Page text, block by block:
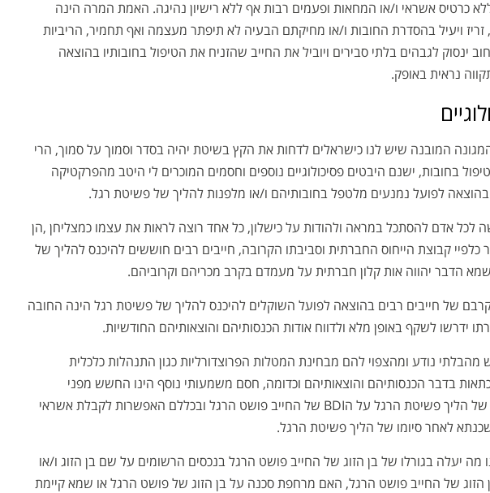
ללא כרטיס אשראי ו/או המחאות ופעמים רבות אף ללא רישיון נהיגה. האמת המרה הינה
ויעיל בהסדרת החובות ו/או מחיקתם הבעיה לא תיפתר מעצמה ואף תחמיר, הריביות
ינסוק לגבהים בלתי סבירים ויוביל את החייב שהזניח את הטיפול בחובותיו בהוצאה
נראית באופק.
המובנה שיש לנו כישראלים לדחות את הקץ בשיטת יהיה בסדר וסמוך על סמוך, הרי
בחובות, ישנם היבטים פסיכולוגיים נוספים וחסמים המוכרים לי היטב מהפרקטיקה
בהוצאה לפועל נמנעים מלטפל בחובותיהם ו/או מלפנות להליך של פשיטת רגל.
לכל אדם להסתכל במראה ולהודות על כישלון, כל אחד רוצה לראות את עצמו כמצליחן ,הן
כלפיי קבוצת הייחוס החברתית וסביבתו הקרובה, חייבים רבים חוששים להיכנס להליך של
הדבר יהווה אות קלון חברתית על מעמדם בקרב מכריהם וקרוביהם.
של חייבים רבים בהוצאה לפועל השוקלים להיכנס להליך של פשיטת רגל הינה החובה
ידרשו לשקף באופן מלא ולדווח אודות הכנסותיהם והוצאותיהם החודשיות.
מהבלתי נודע ומהצפוי להם מבחינת המטלות הפרוצדורליות כגון התנהלות כלכלית
בדבר הכנסותיהם והוצאותיהם וכדומה, חסם משמעותי נוסף הינו החשש מפני
ההשלכות העתידיות של הליך פשיטת הרגל על הBDI של החייב פושט הרגל ובכללם האפשרות לקבלת אשראי
לאחר סיומו של הליך פשיטת הרגל.
מה יעלה בגורלו של בן הזוג של החייב פושט הרגל בנכסים הרשומים על שם בן הזוג ו/או
הזוג של החייב פושט הרגל, האם מרחפת סכנה על בן הזוג של פושט הרגל או שמא קיימת